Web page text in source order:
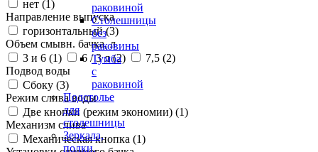
раковиной
Столешницы
без
раковины
Тумба
с
раковиной
Подстолье
для
столешницы
Зеркала,
полки,
нет (1)
Направление выпуска
горизонтальный (3)
Объем смывн. бачка, л
3 и 6 (1) 6 / 3 л (2) 7,5 (2)
Подвод воды
Сбоку (3)
Режим слива воды
Две кнопки (режим экономии) (1)
Механизм слива
Механическая кнопка (1)